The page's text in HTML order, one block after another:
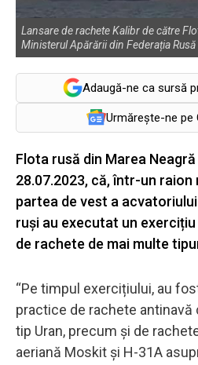
Lansare de rachete Kalibr de către
Ministerul Apărării din Federația Rusă
Adaugă-ne ca sursă
Urmărește-ne pe
Flota rusă din Marea
28.07.2023, că, într-un
partea de vest a
ruși au executat un
de rachete de mai multe
“Pe timpul exercițiului, au
practice de rachete antinavă
tip Uran, precum și de
aeriană Moskit și H-31A